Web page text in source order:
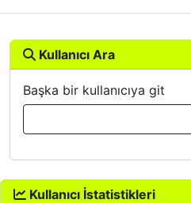
Kullanıcı Ara
Başka bir kullanıcıya git
Kullanıcı İstatistikleri